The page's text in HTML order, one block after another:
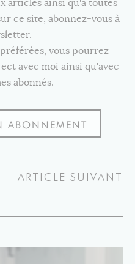
articles ainsi qu'à toutes
ce site, abonnez-vous à
vous pourrez
avec moi ainsi qu'avec
abonnés.
ABONNEMENT
ARTICLE SUIVANT